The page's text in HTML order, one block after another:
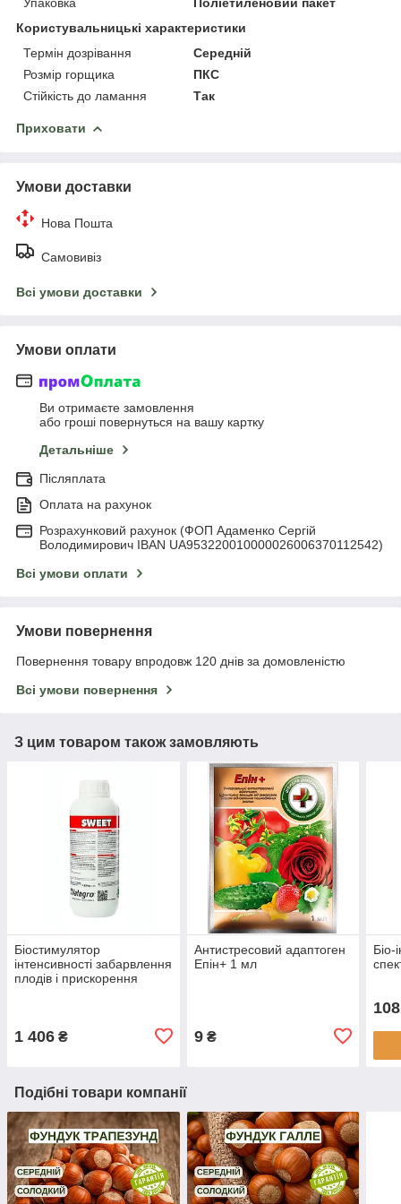
Користувальницькі характеристики
Термін дозрівання
Середній
Розмір горщика
ПКС
Стійкість до ламання
Так
Приховати
Умови доставки
Нова Пошта
Самовивіз
Всі умови доставки
Умови оплати
Ви отримаєте замовлення
або гроші повернуться на вашу картку
Детальніше
Післяплата
Оплата на рахунок
Розрахунковий рахунок (ФОП Адаменко Сергій
Володимирович IBAN UA953220010000026006370112542)
Всі умови оплати
Умови повернення
Повернення товару впродовж 120 днів за домовленістю
Всі умови повернення
З цим товаром також замовляють
Біостимулятор
інтенсивності забарвлення
плодів і прискорення
1 406 ₴
Антистресовий адаптоген
Епін+ 1 мл
9₴
Біо-
108
Подібні товари компанії